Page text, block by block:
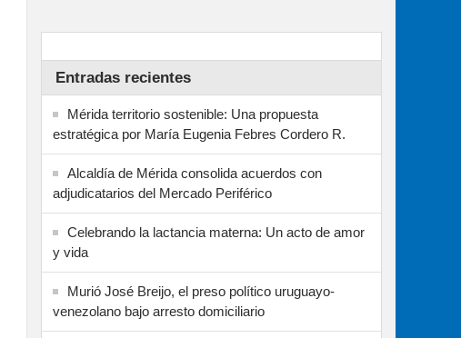
Entradas recientes
Mérida territorio sostenible: Una propuesta
estratégica por María Eugenia Febres Cordero R.
Alcaldía de Mérida consolida acuerdos con
adjudicatarios del Mercado Periférico
Celebrando la lactancia materna: Un acto de amor
y vida
Murió José Breijo, el preso político uruguayo-
venezolano bajo arresto domiciliario